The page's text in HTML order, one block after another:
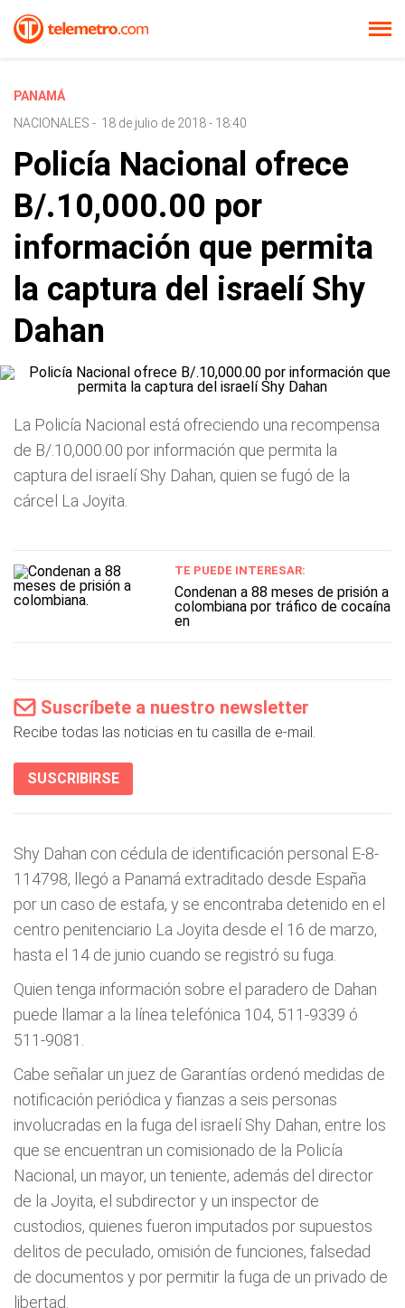
PANAMÁ
NACIONALES - 18 de julio de 2018 - 18:40
Policía Nacional ofrece
B/.10,000.00 por
información que permita
la captura del israelí Shy
Dahan
La Policía Nacional está ofreciendo una recompensa
de B/.10,000.00 por información que permita la
captura del israelí Shy Dahan, quien se fugó de la
cárcel La Joyita.
TE PUEDE INTERESAR:
Condenan a 88 meses de prisión a
colombiana por tráfico de cocaína
en
Suscríbete a nuestro newsletter
Recibe todas las noticias en tu casilla de e-mail.
SUSCRIBIRSE
Shy Dahan con cédula de identificación personal E-8-
114798, llegó a Panamá extraditado desde España
por un caso de estafa, y se encontraba detenido en el
centro penitenciario La Joyita desde el 16 de marzo,
hasta el 14 de junio cuando se registró su fuga.
Quien tenga información sobre el paradero de Dahan
puede llamar a la línea telefónica 104, 511-9339 ó
511-9081.
Cabe señalar un juez de Garantías ordenó medidas de
notificación periódica y fianzas a seis personas
involucradas en la fuga del israelí Shy Dahan, entre los
que se encuentran un comisionado de la Policía
Nacional, un mayor, un teniente, además del director
de la Joyita, el subdirector y un inspector de
custodios, quienes fueron imputados por supuestos
delitos de peculado, omisión de funciones, falsedad
de documentos y por permitir la fuga de un privado de
libertad.